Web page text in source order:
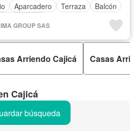
Aparcadero Terraza
Balcón
GROUP SAS
Arriendo Cajicá Casas
Cajicá
búsqueda